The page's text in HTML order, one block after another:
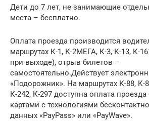
Дети до 7 лет, не занимающие
места – бесплатно.
Оплата проезда производится
маршрутах К-1, К-2МЕГА, К-3, К-13, К-
при выходе), отрыв билетов –
самостоятельно.Действует
«Подорожник». На маршрутах К-88, К-
К-242, К-297 доступна оплата
картами с технологиями
данных «PayPass» или «PayWave».